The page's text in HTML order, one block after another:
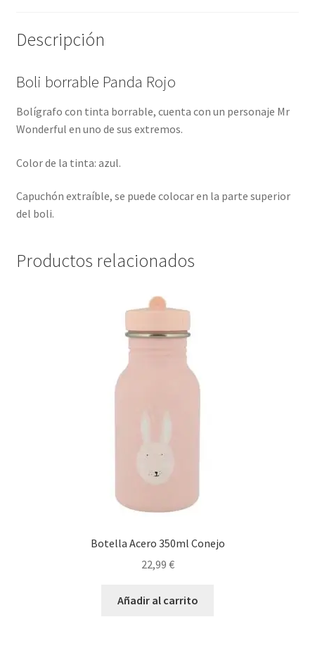
Descripción
Boli borrable Panda Rojo
Bolígrafo con tinta borrable, cuenta con un personaje Mr
Wonderful en uno de sus extremos.
Color de la tinta: azul.
Capuchón extraíble, se puede colocar en la parte superior
del boli.
Productos relacionados
Botella Acero 350ml Conejo
22,99 €
Añadir al carrito